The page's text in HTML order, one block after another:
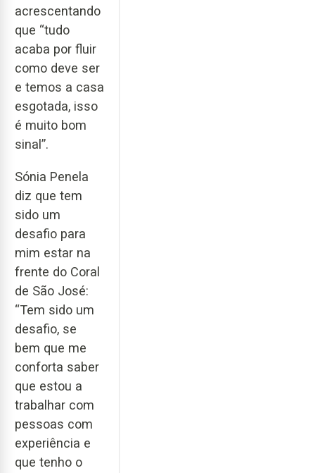
acrescentando
que “tudo
acaba por fluir
como deve ser
e temos a casa
esgotada, isso
é muito bom
sinal”.
Sónia Penela
diz que tem
sido um
desafio para
mim estar na
frente do Coral
de São José:
“Tem sido um
desafio, se
bem que me
conforta saber
que estou a
trabalhar com
pessoas com
experiência e
que tenho o